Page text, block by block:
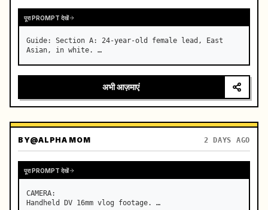
पूरा PROMPT देखें
Guide: Section A: 24-year-old female lead, East
Asian, in white. …
अभी आज़माएं
BY@ALPHA MOM 2 DAYS AGO
पूरा PROMPT देखें
CAMERA:
Handheld DV 16mm vlog footage. …